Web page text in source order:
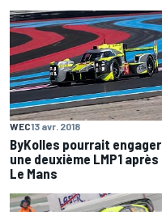
WEC13 avr. 2018
ByKolles pourrait engager
une deuxième LMP1 après
Le Mans